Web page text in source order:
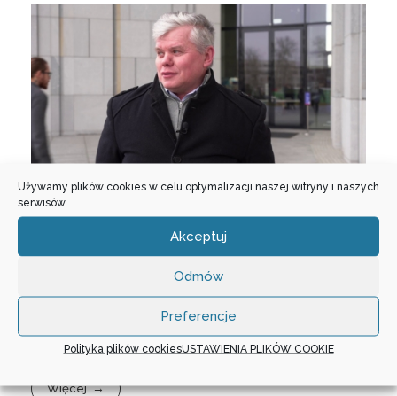
Używamy plików cookies w celu optymalizacji naszej witryny i naszych
serwisów.
Akceptuj
Odmów
Preferencje
Polityka plików cookiesUSTAWIENIA PLIKÓW COOKIE
Świadectwo Pana Marka z
Lublina (Darczyńca) –
22.02.2020 r.
Więcej